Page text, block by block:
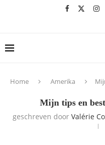
Home Amerika
Mijn tips en
geschreven door Valérie